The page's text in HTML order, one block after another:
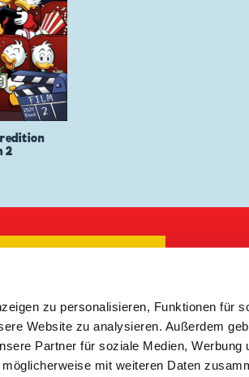
zu personalisieren, Funktionen für
Website zu analysieren. Außerdem
Partner für soziale Medien, Werbung
mit weiteren Daten
2
| Datenschutzerklärung |
© 2026 Egmont Ehapa Media GmbH